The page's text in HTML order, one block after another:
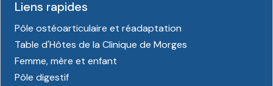
Liens rapides
Pôle ostéoarticulaire et réadaptation
Table d'Hôtes de la Clinique de Morges
Femme, mère et enfant
Pôle digestif